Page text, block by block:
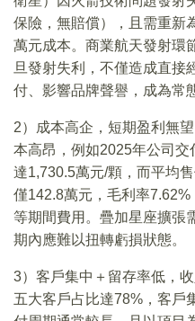
保險，無賠償），且需重新
萬元成本。商業航天發射環
旦發射失利，不僅造成直接
付、影響品牌聲譽，成為常
2）成本高企，短期盈利無
本高昂，例如2025年公司
達1,730.5萬元/顆，而平均
僅142.8萬元，毛利率
等期間費用。疊加星座擴張
期內應難以扭轉虧損狀態。
3）客戶集中＋留存率低，
五大客戶占比達78%，客戶